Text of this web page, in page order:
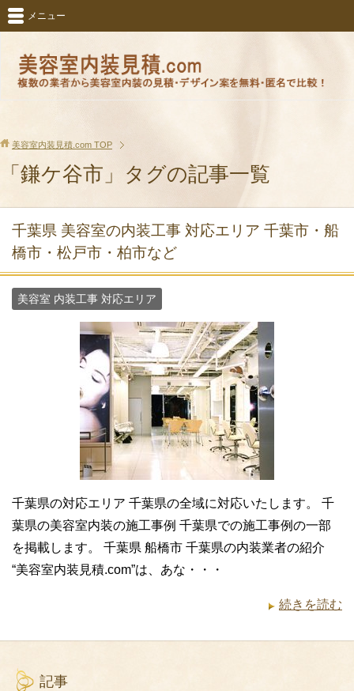
メニュー
美容室内装見積.com TOP
「鎌ケ谷市」タグの記事一覧
千葉県 美容室の内装工事 対応エリア 千葉市・船
橋市・松戸市・柏市など
美容室 内装工事 対応エリア
千葉県の対応エリア 千葉県の全域に対応いたします。 千
葉県の美容室内装の施工事例 千葉県での施工事例の一部
を掲載します。 千葉県 船橋市 千葉県の内装業者の紹介
“美容室内装見積.com”は、あな・・・
続きを読む
記事